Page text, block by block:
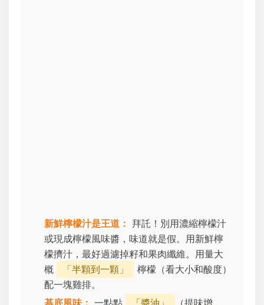
新鮮檸檬汁是王道： 拜託！別用濃縮檸檬汁
或現成檸檬風味醬，味道就是假。用新鮮檸
檬擠汁，最好過濾掉籽和果肉纖維。用量大
概
「半顆到一顆」
檸檬（看大小和酸度）
配一塊雞排。
基底風味： 一點點 「醬油」
（提味增